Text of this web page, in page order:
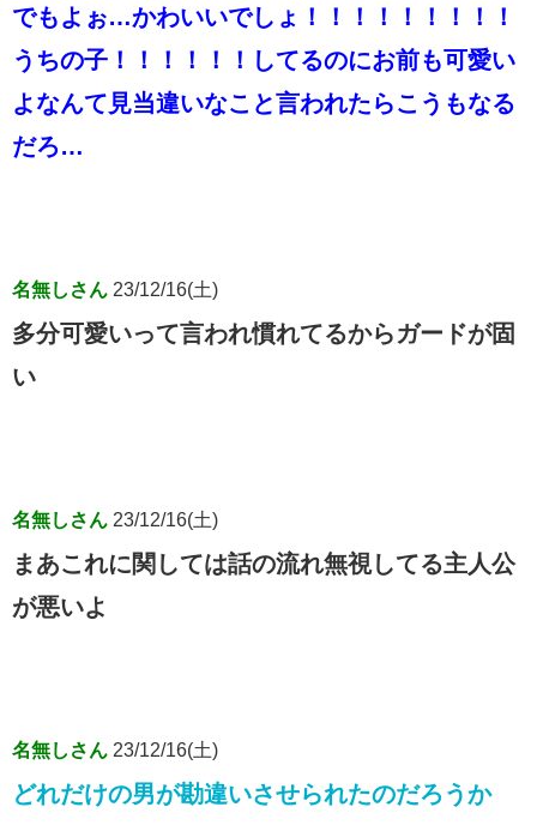
でもよぉ…かわいいでしょ！！！！！！！！！
うちの子！！！！！！してるのにお前も可愛い
よなんて見当違いなこと言われたらこうもなる
だろ…
名無しさん 23/12/16(土)
多分可愛いって言われ慣れてるからガードが固
い
名無しさん 23/12/16(土)
まあこれに関しては話の流れ無視してる主人公
が悪いよ
名無しさん 23/12/16(土)
どれだけの男が勘違いさせられたのだろうか